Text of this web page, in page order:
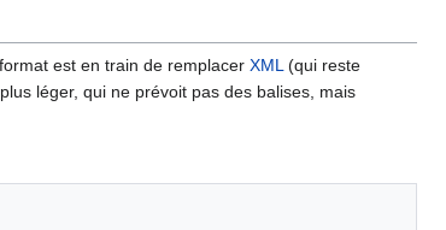
est en train de remplacer XML (qui reste
léger, qui ne prévoit pas des balises, mais